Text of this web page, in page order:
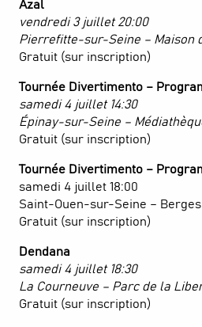
Azal
vendredi 3 juillet 20:00
Pierrefitte-sur-Seine – Maison
Gratuit (sur inscription)
Tournée Divertimento –
samedi 4 juillet 14:30
Épinay-sur-Seine –
Gratuit (sur inscription)
Tournée Divertimento –
samedi 4 juillet 18:00
Saint-Ouen-sur-Seine –
Gratuit (sur inscription)
Dendana
samedi 4 juillet 18:30
La Courneuve – Parc de la
Gratuit (sur inscription)